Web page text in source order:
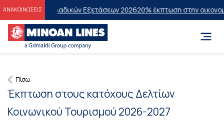
ΑΝΑΚΟΙΝΩΣΕΙΣ
των Πανελλαδικών Εξετάσεων 202620% έκπτωση στην οικονομική
Πίσω
Έκπτωση στους κατόχους Δελτίων
Κοινωνικού Τουρισμού 2026-2027